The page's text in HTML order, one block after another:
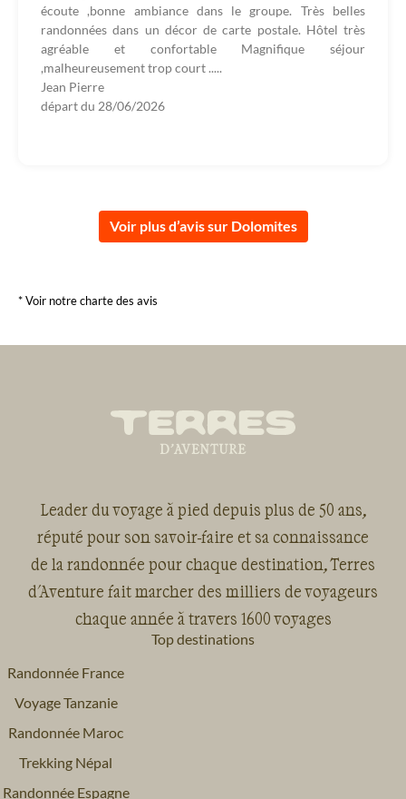
écoute ,bonne ambiance dans le groupe. Très belles
randonnées dans un décor de carte postale. Hôtel très
agréable et confortable Magnifique séjour
,malheureusement trop court .....
Jean Pierre
départ du 28/06/2026
Voir plus d’avis sur Dolomites
* Voir notre charte des avis
Leader du voyage à pied depuis plus de 50 ans,
réputé pour son savoir-faire et sa connaissance
de la randonnée pour chaque destination, Terres
d'Aventure fait marcher des milliers de voyageurs
chaque année à travers 1600 voyages
Top destinations
Randonnée France
Voyage Tanzanie
Randonnée Maroc
Trekking Népal
Randonnée Espagne